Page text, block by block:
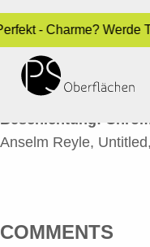
- Charme?
UNTITLED –
Sara Dari•6. Juli
Beschichtung:
Anselm Reyle,
COMMENTS